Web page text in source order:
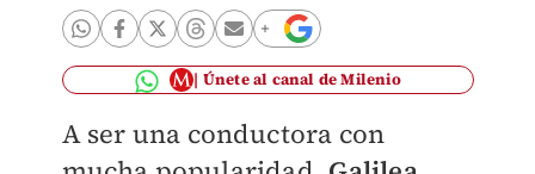
Únete al canal de Milenio
A ser una conductora con